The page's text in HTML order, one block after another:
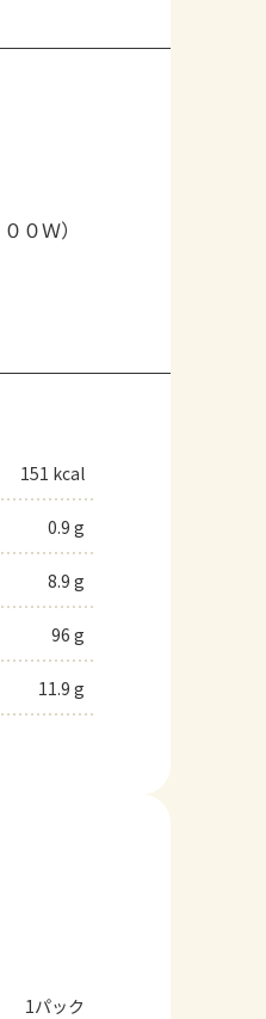
０Ｗ）
151 kcal
0.9 g
8.9 g
96 g
11.9 g
1パック